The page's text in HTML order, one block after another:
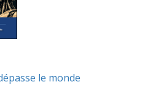
le monde